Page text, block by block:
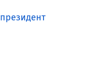
президент